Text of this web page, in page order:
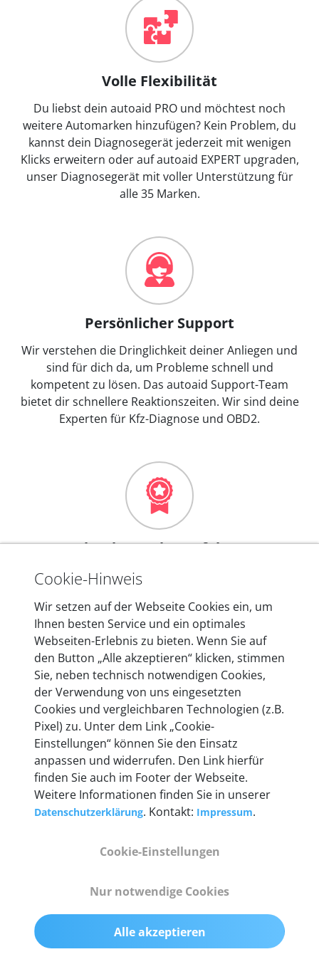
Volle Flexibilität
Du liebst dein autoaid PRO und möchtest noch
weitere Automarken hinzufügen? Kein Problem, du
kannst dein Diagnosegerät jederzeit mit wenigen
Klicks erweitern oder auf autoaid EXPERT upgraden,
unser Diagnosegerät mit voller Unterstützung für
alle 35 Marken.
Persönlicher Support
Wir verstehen die Dringlichkeit deiner Anliegen und
sind für dich da, um Probleme schnell und
kompetent zu lösen. Das autoaid Support-Team
bietet dir schnellere Reaktionszeiten. Wir sind deine
Experten für Kfz-Diagnose und OBD2.
Mehr als 10 Jahre Erfahrung
In den Kfz-Diagnosegeräten von autoaid stecken
entwickeln wir unsere Produkte am Standort in
Berlin laufend weiter. Auf diese Qualität vertrauen
heute mehr als 60.000 Privatkunden und
Unternehmen.
Technische Details &
Lieferumfang
55 mm x 25 mm x 12 mm
200 g
Cookie-Hinweis
Wir setzen auf der Webseite Cookies ein, um
Ihnen besten Service und ein optimales
Webseiten-Erlebnis zu bieten. Wenn Sie auf
den Button „Alle akzeptieren“ klicken, stimmen
Sie, neben technisch notwendigen Cookies,
der Verwendung von uns eingesetzten
Cookies und vergleichbaren Technologien (z.B.
Pixel) zu. Unter dem Link „Cookie-
Einstellungen“ können Sie den Einsatz
anpassen und widerrufen. Den Link hierfür
finden Sie auch im Footer der Webseite.
Weitere Informationen finden Sie in unserer
Datenschutzerklärung. Kontakt: Impressum.
Cookie-Einstellungen
Nur notwendige Cookies
Alle akzeptieren